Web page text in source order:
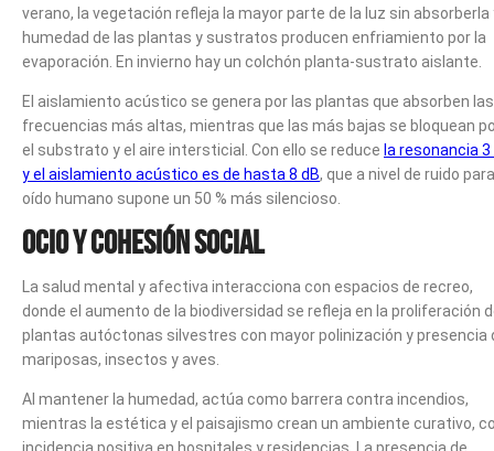
verano, la vegetación refleja la mayor parte de la luz sin absorberla
humedad de las plantas y sustratos producen enfriamiento por la
evaporación. En invierno hay un colchón planta-sustrato aislante.
El aislamiento acústico se genera por las plantas que absorben las
frecuencias más altas, mientras que las más bajas se bloquean
el substrato y el aire intersticial. Con ello se reduce la resonancia 3
y el aislamiento acústico es de hasta 8 dB, que a nivel de ruido
oído humano supone un 50 % más silencioso.
Ocio y cohesión social
La salud mental y afectiva interacciona con espacios de recreo,
donde el aumento de la biodiversidad se refleja en la proliferación
plantas autóctonas silvestres con mayor polinización y presencia
mariposas, insectos y aves.
Al mantener la humedad, actúa como barrera contra incendios,
mientras la estética y el paisajismo crean un ambiente curativo,